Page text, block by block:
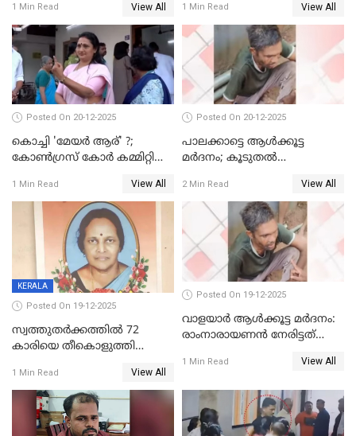
1 Min Read View All 1 Min Read View All
Posted On 20-12-2025
കൊച്ചി 'മേയർ ആര്' ?;
കോണ്‍ഗ്രസ് കോര്‍ കമ്മിറ്റി
1 Min Read View All
Posted On 20-12-2025
പാലക്കാട്ടെ ആള്‍ക്കൂട്ട
മര്‍ദനം; കൂടുതല്‍
അംഗ സംഘമെന്ന് വിവരം
2 Min Read View All
KERALA
Posted On 19-12-2025
സ്വത്തുതര്‍ക്കത്തില്‍ 72
കാരിയെ തീകൊളുത്തി
ക്രൂരകൊലപാതകത്തില്‍
സഹോദരിപുത്രന് ജീവപര്യന്തം
1 Min Read View All
Posted On 19-12-2025
വാളയാർ ആൾക്കൂട്ട മർദനം:
രാംനാരായണൻ നേരിട്ടത്
നാൽപ്പതിലേറെ
റിപ്പോർട്ട്
1 Min Read View All